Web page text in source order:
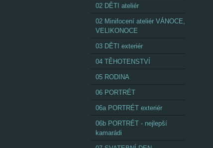
02 DĚTI ateliér
02 Minifocení ateliér VÁNOCE,
VELIKONOCE
03 DĚTI exteriér
04 TĚHOTENSTVÍ
05 RODINA
06 PORTRÉT
06a PORTRÉT exteriér
06b PORTRÉT - nejlepší
kamarádi